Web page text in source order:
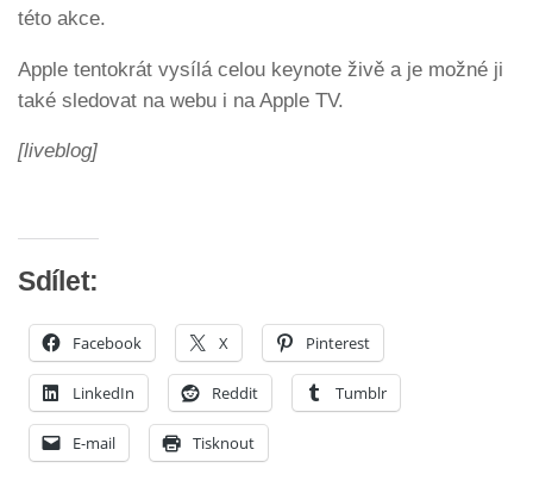
této akce.
Apple tentokrát vysílá celou keynote živě a je možné ji
také sledovat na webu i na Apple TV.
[liveblog]
Sdílet:
Facebook X Pinterest
LinkedIn Reddit Tumblr
E-mail Tisknout